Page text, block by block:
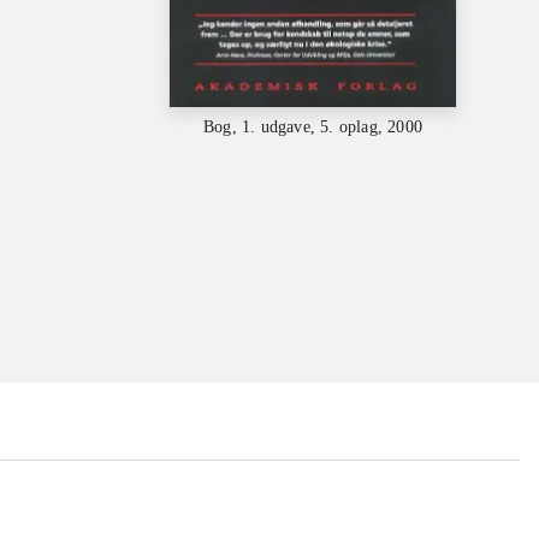
Bog, 1. udgave, 5. oplag, 2000